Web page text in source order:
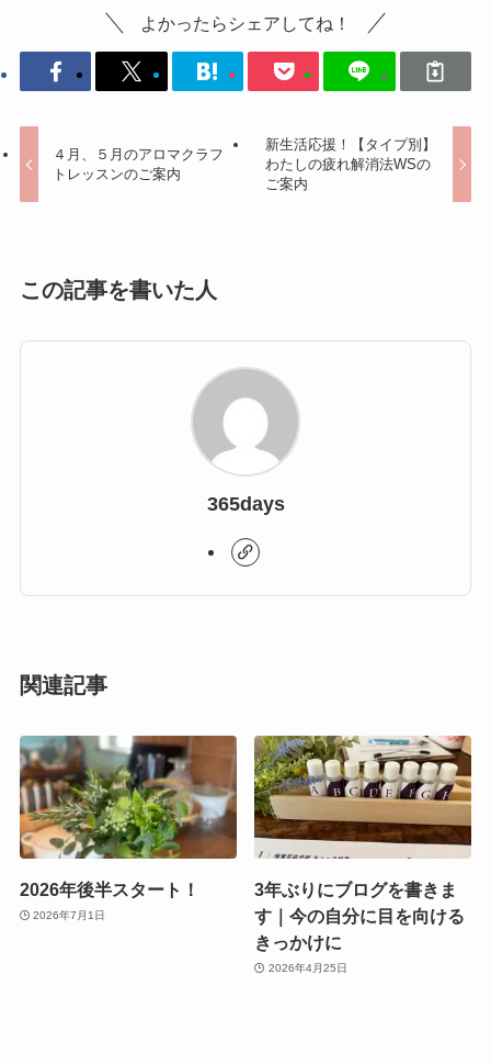
よかったらシェアしてね！
４月、５月のアロマクラフ
トレッスンのご案内
新生活応援！【タイプ別】
わたしの疲れ解消法WSの
ご案内
この記事を書いた人
365days
関連記事
2026年後半スタート！
2026年7月1日
3年ぶりにブログを書きま
す｜今の自分に目を向ける
きっかけに
2026年4月25日